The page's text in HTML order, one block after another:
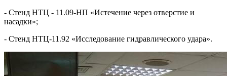
- Cтенд НТЦ - 11.09-НП «Истечение через отверстие и
насадки»;
- Стенд НТЦ-11.92 «Исследование гидравлического удара».